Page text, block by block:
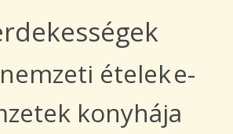
nemzeti ételeke-
konyhája